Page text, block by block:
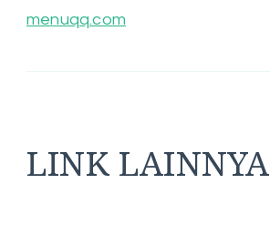
menuqq.com
LINK LAINNYA